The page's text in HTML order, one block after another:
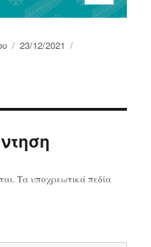
Δημοσιεύτηκε
23/12/2021
Τα υποχρεωτικά πεδία